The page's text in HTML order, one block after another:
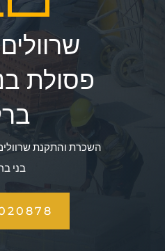
פסולת
השכרת והתקנת
בני